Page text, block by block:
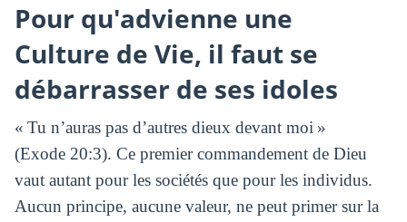
Pour qu'advienne une
Culture de Vie, il faut se
débarrasser de ses idoles
« Tu n’auras pas d’autres dieux devant moi »
(Exode 20:3). Ce premier commandement de Dieu
vaut autant pour les sociétés que pour les individus.
Aucun principe, aucune valeur, ne peut primer sur la